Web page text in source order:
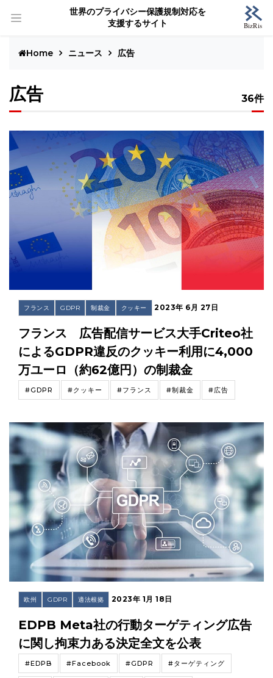
世界のプライバシー保護規制対応を
支援するサイト
Home ニュース 広告
広告 36件
フランス GDPR 制裁金 クッキー 2023年 6月 27日
フランス 広告配信サービス大手Criteo社
によるGDPR違反のクッキー利用に4,000
万ユーロ（約62億円）の制裁金
#GDPR #クッキー #フランス #制裁金 #広告
欧州 GDPR 適法根拠 2023年 1月 18日
EDPB Meta社の行動ターゲティング広告
に関し拘束力ある決定全文を公表
#EDPB #Facebook #GDPR #ターゲティング